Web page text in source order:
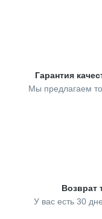
Гарантия
Мы предлагаем
Возврат
У вас есть 30